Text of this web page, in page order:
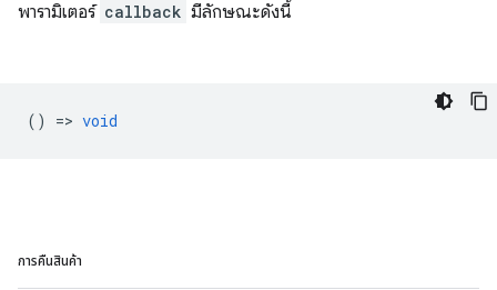
พารามิเตอร์ callback มีลักษณะดังนี้
() => void
การคืนสินค้า